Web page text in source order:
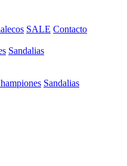
SALE Contacto
Sandalias
Sandalias